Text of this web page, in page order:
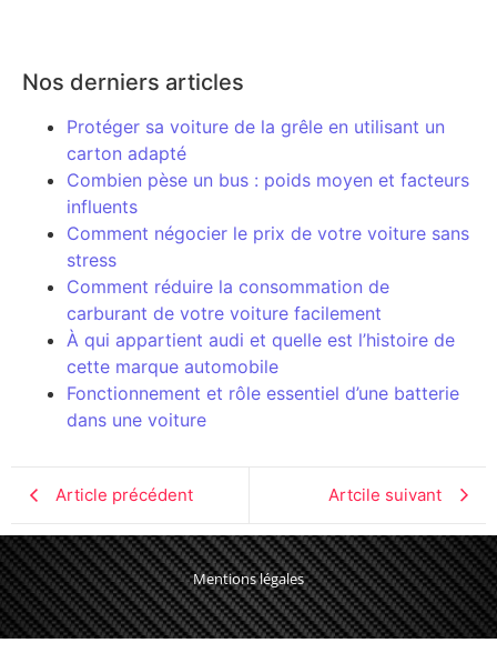
Nos derniers articles
Protéger sa voiture de la grêle en utilisant un
carton adapté
Combien pèse un bus : poids moyen et facteurs
influents
Comment négocier le prix de votre voiture sans
stress
Comment réduire la consommation de
carburant de votre voiture facilement
À qui appartient audi et quelle est l’histoire de
cette marque automobile
Fonctionnement et rôle essentiel d’une batterie
dans une voiture
Article précédent Artcile suivant
Mentions légales